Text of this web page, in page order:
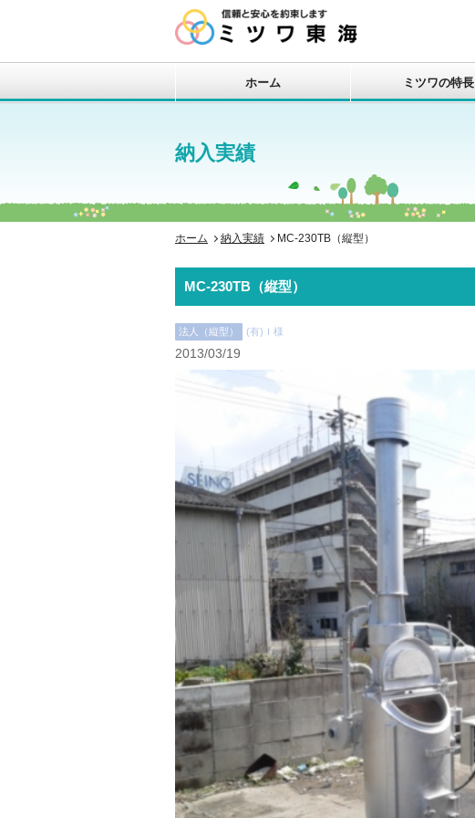
ホーム ミツワの特長
納入実績
ホーム 納入実績 MC-230TB（縦型）
MC-230TB（縦型）
法人（縦型） (有)Ｉ様
2013/03/19